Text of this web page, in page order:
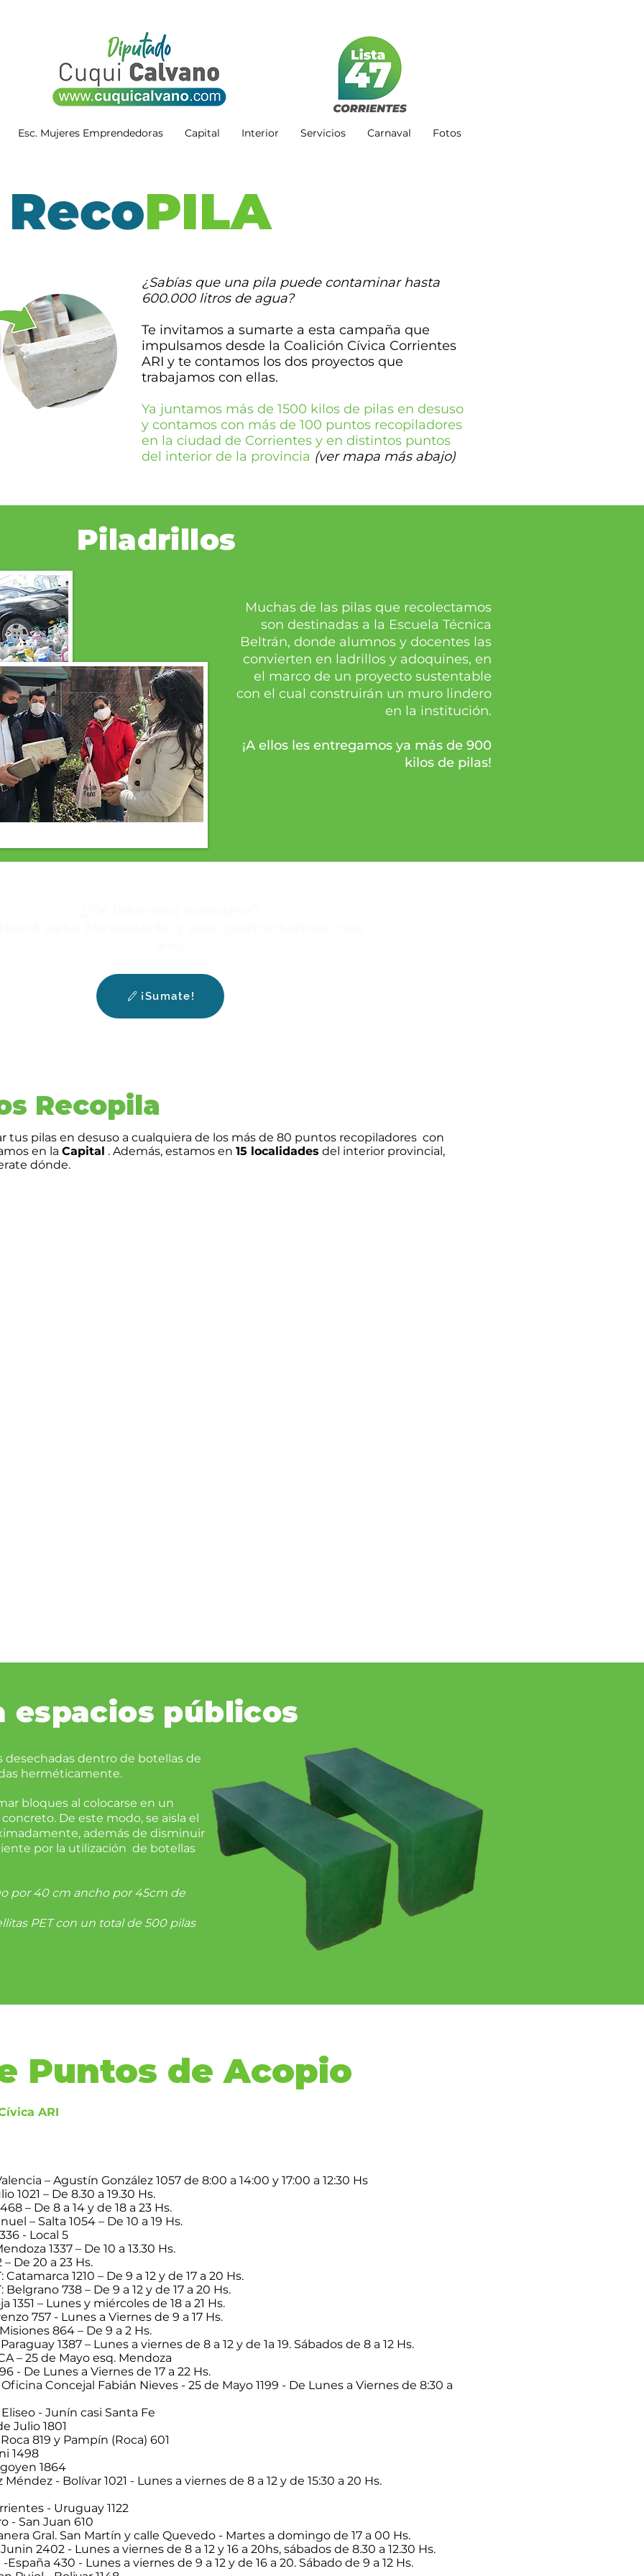
Esc. Mujeres Emprendedoras Capital Interior Servicios Carnaval Fotos
RecoPILA
¿Sabías que una pila puede contaminar hasta
600.000 litros de agua?
Te invitamos a sumarte a esta campaña que
impulsamos desde la Coalición Cívica Corrientes
ARI y te contamos los dos proyectos que
trabajamos con ellas.
Ya juntamos más de 1500 kilos de pilas en desuso
y contamos con más de 100 puntos recopiladores
en la ciudad de Corrientes y en distintos puntos
del interior de la provincia (ver mapa más abajo)
Piladrillos
Muchas de las pilas que recolectamos
son destinadas a la Escuela Técnica
Beltrán, donde alumnos y docentes las
convierten en ladrillos y adoquines, en
el marco de un proyecto sustentable
con el cual construirán un muro lindero
en la institución.
¡A ellos les entregamos ya más de 900
kilos de pilas!
¡Sumate!
Recopila
tus pilas en desuso a cualquiera de los más de 80 puntos recopiladores con
en la Capital . Además, estamos en 15 localidades del interior provincial,
dónde.
espacios públicos
desechadas dentro de botellas de
herméticamente.
bloques al colocarse en un
De este modo, se aisla el
además de disminuir
por la utilización de botellas
por 40 cm ancho por 45cm de
PET con un total de 500 pilas
Puntos de Acopio
ARI
– Agustín González 1057 de 8:00 a 14:00 y 17:00 a 12:30 Hs
1021 – De 8.30 a 19.30 Hs.
– De 8 a 14 y de 18 a 23 Hs.
– Salta 1054 – De 10 a 19 Hs.
- Local 5
1337 – De 10 a 13.30 Hs.
De 20 a 23 Hs.
1210 – De 9 a 12 y de 17 a 20 Hs.
738 – De 9 a 12 y de 17 a 20 Hs.
1351 – Lunes y miércoles de 18 a 21 Hs.
757 - Lunes a Viernes de 9 a 17 Hs.
864 – De 9 a 2 Hs.
1387 – Lunes a viernes de 8 a 12 y de 1a 19. Sábados de 8 a 12 Hs.
– 25 de Mayo esq. Mendoza
- De Lunes a Viernes de 17 a 22 Hs.
Concejal Fabián Nieves - 25 de Mayo 1199 - De Lunes a Viernes de 8:30 a
- Junín casi Santa Fe
Julio 1801
819 y Pampín (Roca) 601
1498
1864
- Bolívar 1021 - Lunes a viernes de 8 a 12 y de 15:30 a 20 Hs.
- Uruguay 1122
- San Juan 610
Gral. San Martín y calle Quevedo - Martes a domingo de 17 a 00 Hs.
2402 - Lunes a viernes de 8 a 12 y 16 a 20hs, sábados de 8.30 a 12.30 Hs.
430 - Lunes a viernes de 9 a 12 y de 16 a 20. Sábado de 9 a 12 Hs.